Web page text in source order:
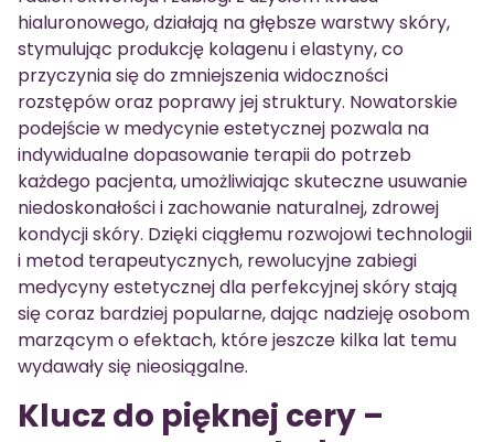
hialuronowego, działają na głębsze warstwy skóry,
stymulując produkcję kolagenu i elastyny, co
przyczynia się do zmniejszenia widoczności
rozstępów oraz poprawy jej struktury. Nowatorskie
podejście w medycynie estetycznej pozwala na
indywidualne dopasowanie terapii do potrzeb
każdego pacjenta, umożliwiając skuteczne usuwanie
niedoskonałości i zachowanie naturalnej, zdrowej
kondycji skóry. Dzięki ciągłemu rozwojowi technologii
i metod terapeutycznych, rewolucyjne zabiegi
medycyny estetycznej dla perfekcyjnej skóry stają
się coraz bardziej popularne, dając nadzieję osobom
marzącym o efektach, które jeszcze kilka lat temu
wydawały się nieosiągalne.
Klucz do pięknej cery –